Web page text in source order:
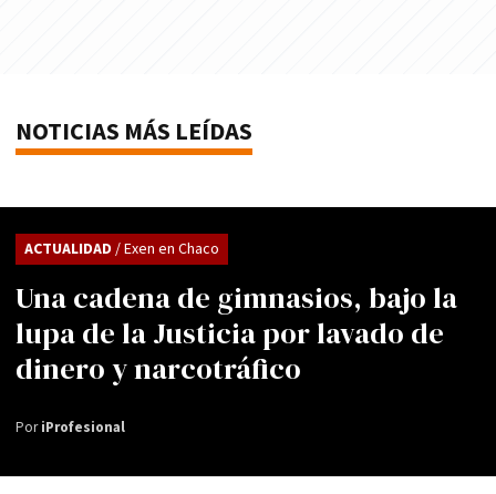
NOTICIAS MÁS LEÍDAS
Una cadena de gimnasios, bajo la
lupa de la Justicia por lavado de
dinero y narcotráfico
ACTUALIDAD / Exen en Chaco
PoriProfesional